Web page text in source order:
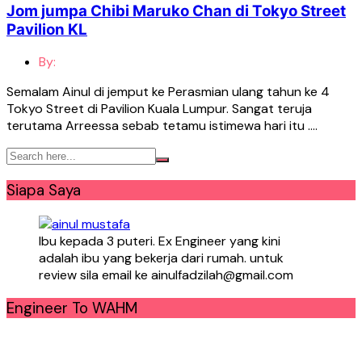
Jom jumpa Chibi Maruko Chan di Tokyo Street
Pavilion KL
By:
Semalam Ainul di jemput ke Perasmian ulang tahun ke 4
Tokyo Street di Pavilion Kuala Lumpur. Sangat teruja
terutama Arreessa sebab tetamu istimewa hari itu ….
Siapa Saya
Ibu kepada 3 puteri. Ex Engineer yang kini
adalah ibu yang bekerja dari rumah. untuk
review sila email ke ainulfadzilah@gmail.com
Engineer To WAHM